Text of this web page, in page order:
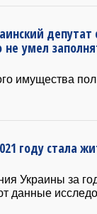
депутат
не умел
имущества
году стала
Украины за
данные